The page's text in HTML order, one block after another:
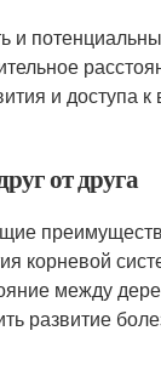
и доступа
от друга
корневой
между
развитие